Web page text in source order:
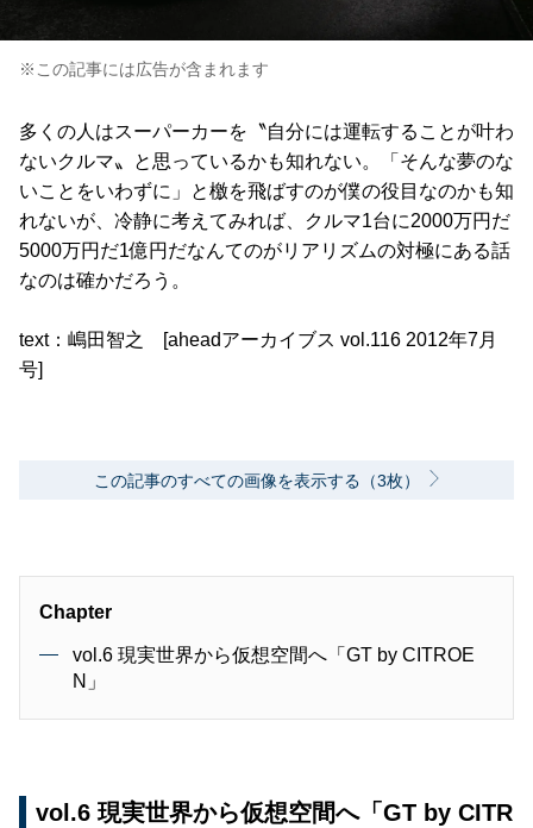
※この記事には広告が含まれます
多くの人はスーパーカーを〝自分には運転することが叶わ
ないクルマ〟と思っているかも知れない。「そんな夢のな
いことをいわずに」と檄を飛ばすのが僕の役目なのかも知
れないが、冷静に考えてみれば、クルマ1台に2000万円だ
5000万円だ1億円だなんてのがリアリズムの対極にある話
なのは確かだろう。
text：嶋田智之 [aheadアーカイブス vol.116 2012年7月
号]
この記事のすべての画像を表示する（3枚）
Chapter
vol.6 現実世界から仮想空間へ「GT by CITROE
N」
vol.6 現実世界から仮想空間へ「GT by CITR